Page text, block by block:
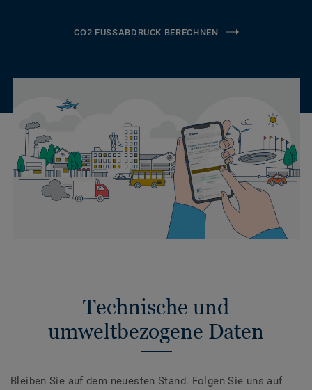
CO2 FUSSABDRUCK BERECHNEN
Technische und
umweltbezogene Daten
Bleiben Sie auf dem neuesten Stand. Folgen Sie uns auf